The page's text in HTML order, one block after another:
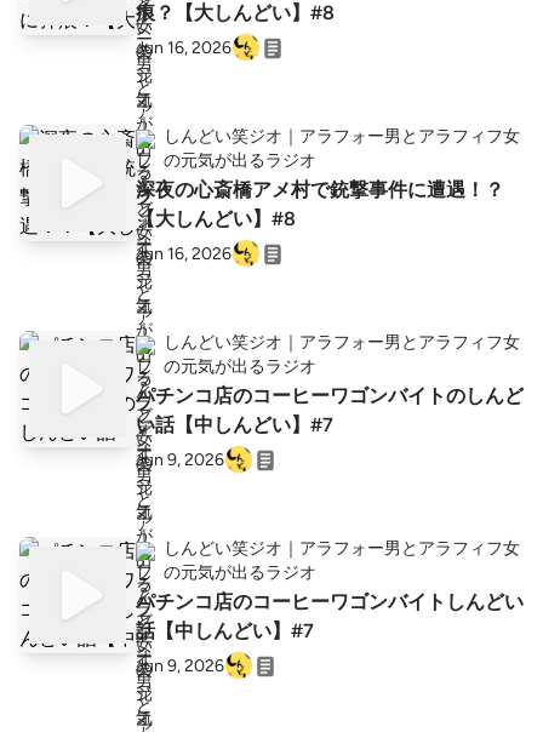
痕？【大しんどい】#8
Jun 16, 2026
しんどい笑ジオ｜アラフォー男とアラフィフ女
の元気が出るラジオ
深夜の心斎橋アメ村で銃撃事件に遭遇！？
【大しんどい】#8
Jun 16, 2026
しんどい笑ジオ｜アラフォー男とアラフィフ女
の元気が出るラジオ
パチンコ店のコーヒーワゴンバイトのしんど
い話【中しんどい】#7
Jun 9, 2026
しんどい笑ジオ｜アラフォー男とアラフィフ女
の元気が出るラジオ
パチンコ店のコーヒーワゴンバイトしんどい
話【中しんどい】#7
Jun 9, 2026